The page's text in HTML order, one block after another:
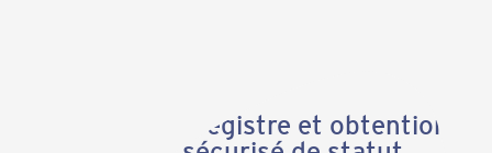
Inscription au registre et obtention